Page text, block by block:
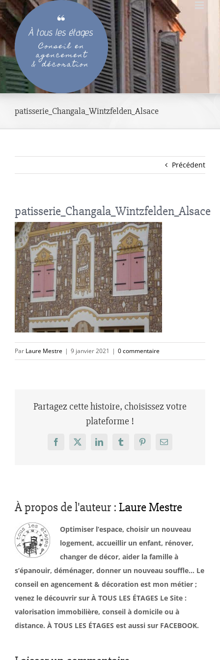
Passer
au
contenu
patisserie_Changala_Wintzfelden_Alsace
Précédent
patisserie_Changala_Wintzfelden_Alsace
Par Laure Mestre | 9 janvier 2021 | 0 commentaire
Partagez cette histoire, choisissez votre
plateforme !
Facebook
X LinkedInTumblrPinterestEmail
À propos de l'auteur : Laure Mestre
Optimiser l’espace, choisir un nouveau
logement, accueillir un enfant, rénover,
changer de décor, aider la famille à
s’épanouir, déménager, donner un nouveau souffle… Le
conseil en agencement & décoration est mon métier ;
venez le découvrir sur À TOUS LES ÉTAGES Le Site :
valorisation immobilière, conseil à domicile ou à
distance. À TOUS LES ÉTAGES est aussi sur FACEBOOK.